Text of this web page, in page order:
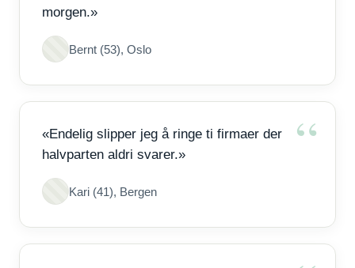
morgen.»
Bernt (53), Oslo
«Endelig slipper jeg å ringe ti firmaer der
halvparten aldri svarer.»
Kari (41), Bergen